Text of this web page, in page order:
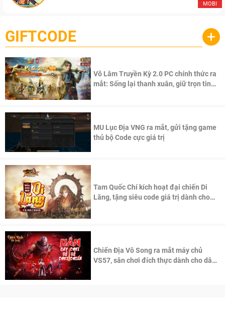
MOBI
GIFTCODE +
Võ Lâm Truyền Kỳ 2.0 PC chính thức ra
mắt: Sống lại thanh xuân, giữ trọn tinh
MU Lục Địa VNG ra mắt, gửi tặng game
thủ bộ Code cực giá trị
Tam Quốc Chí kích hoạt đại chiến Di
Lăng, tặng siêu code giá trị dành cho
Chiến Địa Vô Song ra mắt máy chủ
VS57, sân chơi đích thực dành cho dân